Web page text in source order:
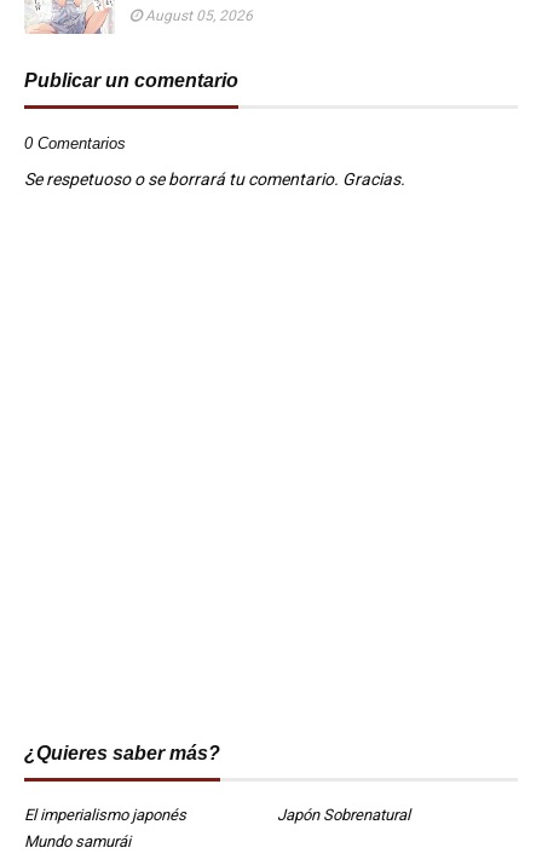
August 05, 2026
Publicar un comentario
0 Comentarios
Se respetuoso o se borrará tu comentario. Gracias.
¿Quieres saber más?
El imperialismo japonés
Japón Sobrenatural
Mundo samurái